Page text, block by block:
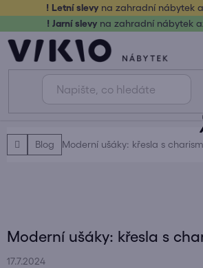
obsah
! Letní slevy na zahradní nábytek
! Jarní slevy na zahradní nábytek
DomůBlog Moderní ušáky: křesla s
Moderní ušáky: křesla s
17.7.2024